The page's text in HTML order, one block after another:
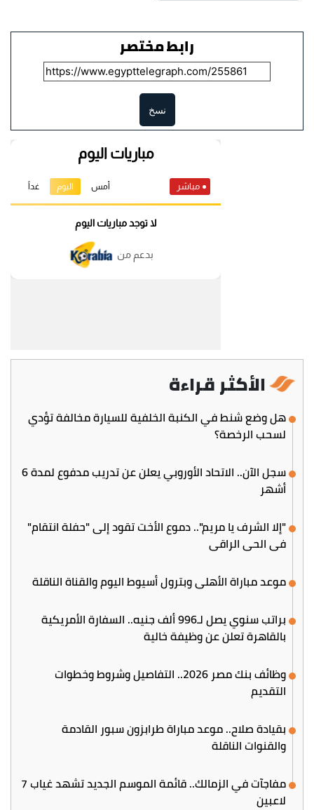
رابط مختصر
نسخ
الأكثر قراءة
هل وضع شنط في الكنبة الخلفية للسيارة مخالفة تؤدي
لسحب الرخصة؟
سجل الآن.. الاتحاد الأوروبي يعلن عن تدريب مدفوع لمدة 6
أشهر
"إلا الشرف يا مريم".. دموع الأخت تقود إلى "حفلة انتقام"
في الحي الراقي
موعد مباراة الأهلي وبترول أسيوط اليوم والقناة الناقلة
براتب سنوي يصل لـ996 ألف جنيه.. السفارة الأمريكية
بالقاهرة تعلن عن وظيفة خالية
وظائف بنك مصر 2026.. التفاصيل وشروط وخطوات
التقديم
بقيادة صلاح.. موعد مباراة طرابزون سبور القادمة
والقنوات الناقلة
مفاجآت في الزمالك.. قائمة الموسم الجديد تشهد غياب 7
لاعبين